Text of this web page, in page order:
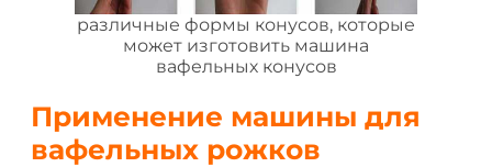
различные формы конусов, которые
может изготовить машина
вафельных конусов
Применение машины для
вафельных рожков